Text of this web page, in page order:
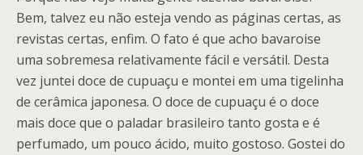
Bem, talvez eu não esteja vendo as páginas certas, as
revistas certas, enfim. O fato é que acho bavaroise
uma sobremesa relativamente fácil e versátil. Desta
vez juntei doce de cupuaçu e montei em uma tigelinha
de cerâmica japonesa. O doce de cupuaçu é o doce
mais doce que o paladar brasileiro tanto gosta e é
perfumado, um pouco ácido, muito gostoso. Gostei do